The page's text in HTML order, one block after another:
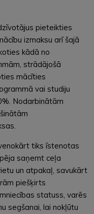
pieteikties
izmaksu arī šajā
kādā no
strādājošā
mācīties
vai studiju
Nodarbinātām
tiks īstenotas
saņemt ceļa
un atpakaļ, savukārt
piešķirts
statuss, varēs
segšanai, lai nokļūtu